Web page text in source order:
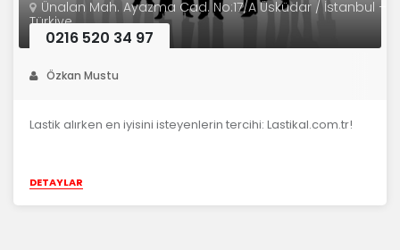
Ünalan Mah. Ayazma Cad. No:17/A Üsküdar / İstanbul –
Türkiye
0216 520 34 97
Özkan Mustu
Lastik alırken en iyisini isteyenlerin tercihi: Lastikal.com.tr!
DETAYLAR